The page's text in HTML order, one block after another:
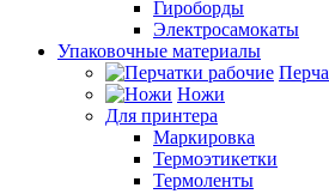
Гироборды
Электросамокаты
Упаковочные материалы
Ножи
Для принтера
Маркировка
Термоэтикетки
Термоленты